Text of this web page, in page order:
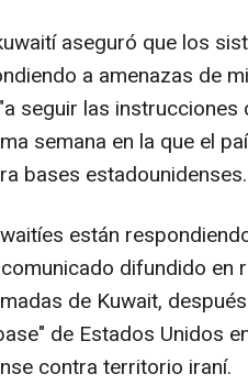
aseguró que los
a amenazas de
seguir las instrucciones
semana en la que el
bases estadounidenses.
están
difundido en
de Kuwait,
de Estados Unidos
contra territorio iraní.